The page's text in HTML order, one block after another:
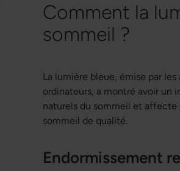
Comment la
sommeil ?
La lumière bleue, émise par
ordinateurs, a montré avoir un
naturels du sommeil et
sommeil de qualité.
Endormissement